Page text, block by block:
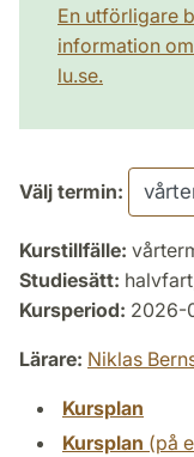
En utförligare
information
lu.se.
Välj termin:
Kurstillfälle:
Studiesätt:
Kursperiod: 2026-
Lärare: Niklas
Kursplan
Kursplan (på